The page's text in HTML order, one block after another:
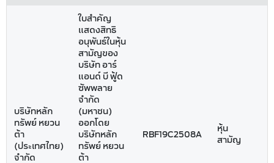
บริษัทหลัก
ทรัพย์ หยวน
ต้า
(ประเทศไทย)
จำกัด
ใบสำคัญ
แสดงสิทธิ
อนุพันธ์ในหุ้น
สามัญของ
บริษัท อาร์
แอนด์ บี ฟู้ด
ซัพพลาย
จำกัด
(มหาชน)
ออกโดย
บริษัทหลัก
ทรัพย์ หยวน
ต้า
RBF19C2508A
หุ้น
สามัญ